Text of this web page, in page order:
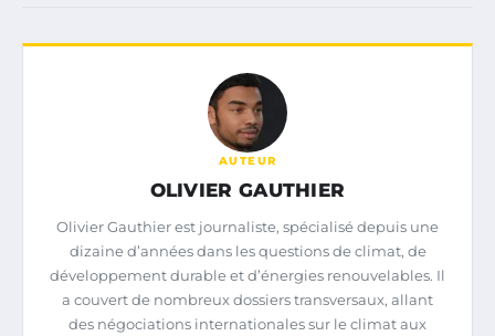
AUTEUR
OLIVIER GAUTHIER
Olivier Gauthier est journaliste, spécialisé depuis une
dizaine d’années dans les questions de climat, de
développement durable et d’énergies renouvelables. Il
a couvert de nombreux dossiers transversaux, allant
des négociations internationales sur le climat aux